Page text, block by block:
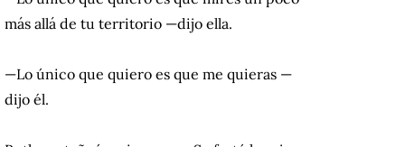
más allá de tu territorio —dijo ella.
—Lo único que quiero es que me quieras —
dijo él.